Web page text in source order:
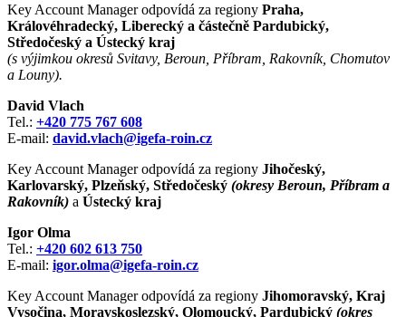
Key Account Manager odpovídá za regiony Praha,
Královéhradecký, Liberecký a částečně Pardubický,
Středočeský a Ústecký kraj
(s výjimkou okresů Svitavy, Beroun, Příbram, Rakovník, Chomutov
a Louny).
David Vlach
Tel.: +420 775 767 608
E-mail: david.vlach@igefa-roin.cz
Key Account Manager odpovídá za regiony Jihočeský,
Karlovarský, Plzeňský, Středočeský (okresy Beroun, Příbram a
Rakovník) a Ústecký kraj
Igor Olma
Tel.: +420 602 613 750
E-mail: igor.olma@igefa-roin.cz
Key Account Manager odpovídá za regiony Jihomoravský, Kraj
Vysočina, Moravskoslezský, Olomoucký, Pardubický (okres